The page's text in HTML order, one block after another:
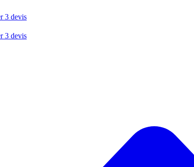
3 devis
3 devis